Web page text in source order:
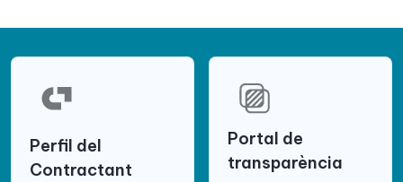
Perfil del
Contractant
Portal de
transparència